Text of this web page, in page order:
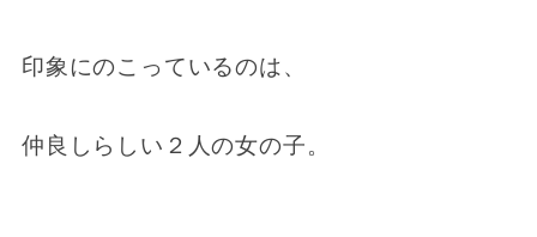
印象にのこっているのは、
仲良しらしい２人の女の子。